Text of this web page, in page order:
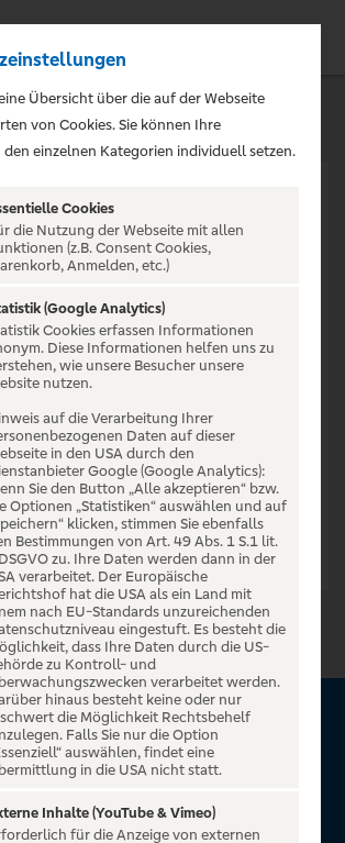
NICHT
GEFUNDEN
Volksbanken Raiffeisenbanken. Auf
Portal finden Sie Tickets für
Übersicht über die auf der Webseite
von Cookies. Sie können Ihre
einzelnen Kategorien individuell setzen.
Cookies
die Nutzung der Webseite mit allen
(z.B. Consent Cookies,
Anmelden, etc.)
(Google Analytics)
Cookies erfassen Informationen
Diese Informationen helfen uns zu
wie unsere Besucher unsere
nutzen.
auf die Verarbeitung Ihrer
Daten auf dieser
in den USA durch den
Google (Google Analytics):
Sie den Button „Alle akzeptieren“ bzw.
Optionen „Statistiken“ auswählen und auf
klicken, stimmen Sie ebenfalls
Bestimmungen von Art. 49 Abs. 1 S.1 lit.
zu. Ihre Daten werden dann in der
verarbeitet. Der Europäische
hat die USA als ein Land mit
nach EU-Standards unzureichenden
eingestuft. Es besteht die
dass Ihre Daten durch die US-
zu Kontroll- und
verarbeitet werden.
hinaus besteht keine oder nur
die Möglichkeit Rechtsbehelf
Falls Sie nur die Option
auswählen, findet eine
in die USA nicht statt.
Inhalte (YouTube & Vimeo)
für die Anzeige von externen